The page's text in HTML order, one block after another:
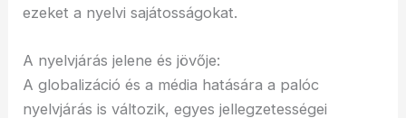
ezeket a nyelvi sajátosságokat.
A nyelvjárás jelene és jövője:
A globalizáció és a média hatására a palóc
nyelvjárás is változik, egyes jellegzetességei